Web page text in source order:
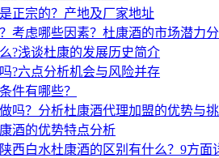
正宗的？产地及厂家地址
考虑哪些因素？杜康酒的市场潜力
?浅谈杜康的发展历史简介
?六点分析机会与风险并存
件有哪些？
吗？分析杜康酒代理加盟的优势与
酒的优势特点分析
西白水杜康酒的区别有什么？9方面